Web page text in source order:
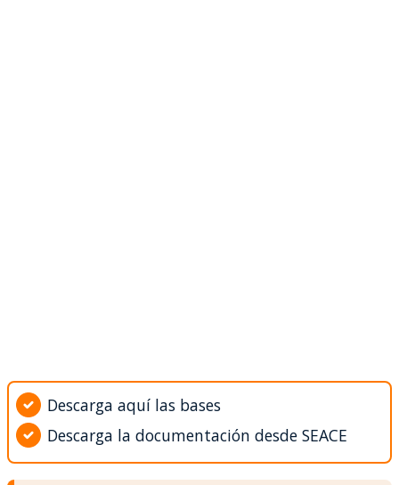
Descarga aquí las bases
Descarga la documentación desde SEACE